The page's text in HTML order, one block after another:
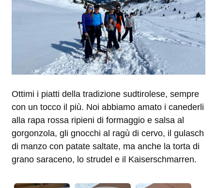
Ottimi i piatti della tradizione sudtirolese, sempre
con un tocco il più. Noi abbiamo amato i canederli
alla rapa rossa ripieni di formaggio e salsa al
gorgonzola, gli gnocchi al ragù di cervo, il gulasch
di manzo con patate saltate, ma anche la torta di
grano saraceno, lo strudel e il Kaiserschmarren.